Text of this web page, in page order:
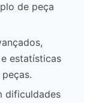
de peça
estatísticas
dificuldades